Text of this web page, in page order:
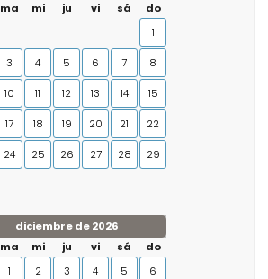
ma mi ju vi sá
do
1
3 4 5 6 7 8
10 11 12 13 14 15
17 18 19 20 21 22
24 25 26 27 28 29
diciembre de 2026
ma mi ju vi sá
do
1
2 3 4 5 6